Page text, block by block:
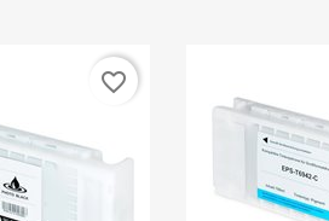
favorite_border